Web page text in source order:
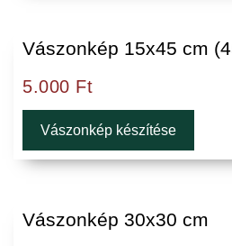
Vászonkép 15x45 cm
5.000 Ft
Vászonkép készítése
Vászonkép 30x30 cm